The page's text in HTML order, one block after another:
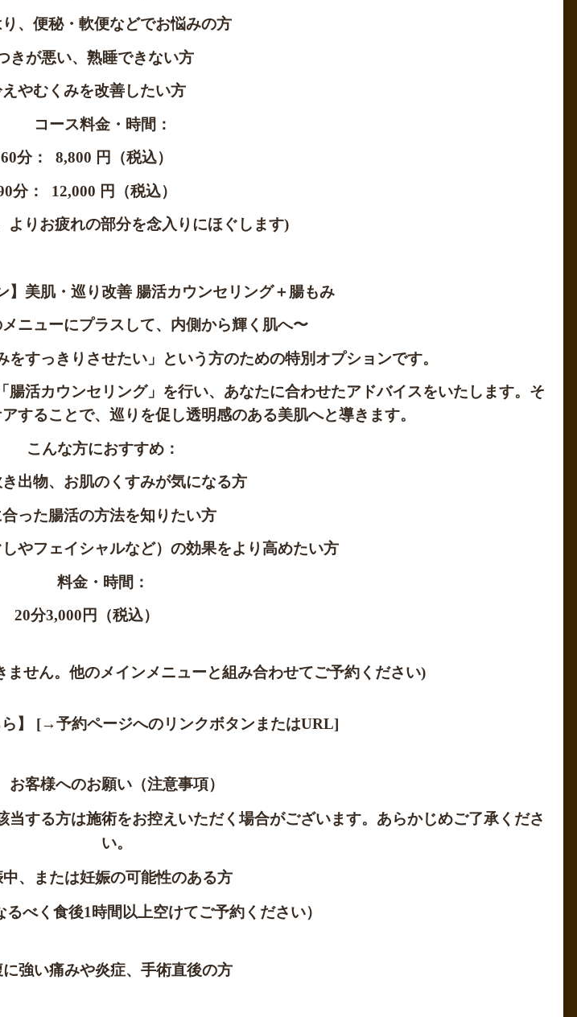
、便秘・軟便などでお悩みの方
きが悪い、熟睡できない方
やむくみを改善したい方
コース料金・時間：
60分： 8,800 円（税込）
分： 12,000 円（税込）
りお疲れの部分を念入りにほぐします)
美肌・巡り改善 腸活カウンセリング＋腸もみ
ニューにプラスして、内側から輝く肌へ〜
をすっきりさせたい」という方のための特別オプションです。
活カウンセリング」を行い、あなたに合わせたアドバイスをいたします。そ
することで、巡りを促し透明感のある美肌へと導きます。
こんな方におすすめ：
出物、お肌のくすみが気になる方
合った腸活の方法を知りたい方
やフェイシャルなど）の効果をより高めたい方
料金・時間：
20分3,000円（税込）
せん。他のメインメニューと組み合わせてご予約ください)
ら】 [→予約ページへのリンクボタンまたはURL]
お客様へのお願い（注意事項）
する方は施術をお控えいただく場合がございます。あらかじめご了承くださ
い。
、または妊娠の可能性のある方
べく食後1時間以上空けてご予約ください）
に強い痛みや炎症、手術直後の方